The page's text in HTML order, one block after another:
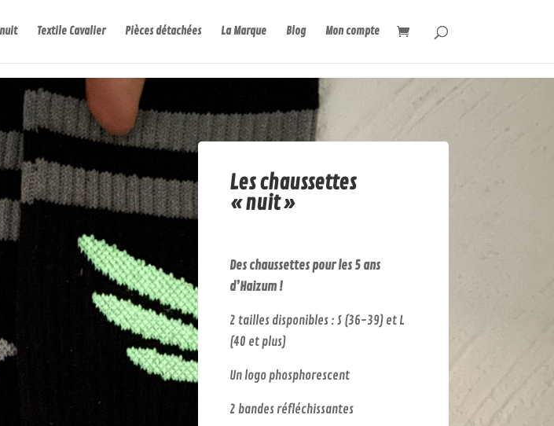
Textile Cavalier Pièces détachées La Marque Blog Mon compte
Les chaussettes
« nuit »
Des chaussettes pour les 5 ans
d’Haizum !
2 tailles disponibles : S (36-39) et L
(40 et plus)
Un logo phosphorescent
2 bandes réfléchissantes